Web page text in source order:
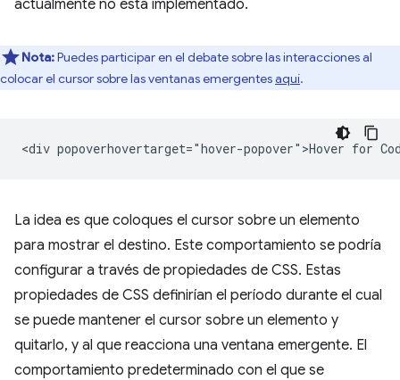
actualmente no está implementado.
Nota:Puedes participar en el debate sobre las interacciones al
colocar el cursor sobre las ventanas emergentesaquí.
La idea es que coloques el cursor sobre un elemento
para mostrar el destino. Este comportamiento se podría
configurar a través de propiedades de CSS. Estas
propiedades de CSS definirían el período durante el cual
se puede mantener el cursor sobre un elemento y
quitarlo, y al que reacciona una ventana emergente. El
comportamiento predeterminado con el que se